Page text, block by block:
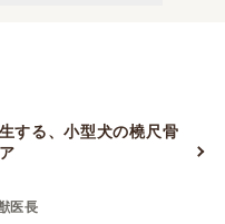
する、小型犬の橈尺骨
医長